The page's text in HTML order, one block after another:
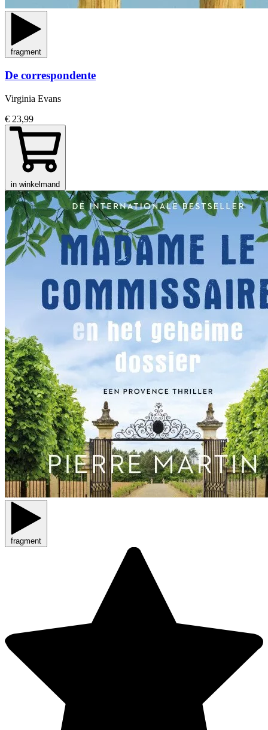
fragment
De correspondente
Virginia Evans
€ 23,99
in winkelmand
fragment